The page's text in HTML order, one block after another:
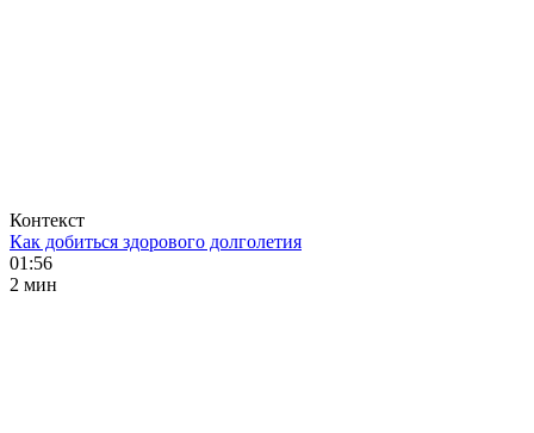
Контекст
Как добиться здорового долголетия
01:56
2 мин